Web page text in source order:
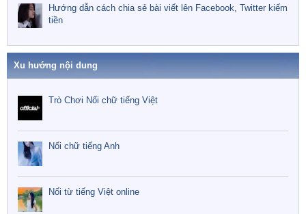
Hướng dẫn cách chia sẻ bài viết lên Facebook, Twitter kiếm
tiền
Xu hướng nội dung
Trò Chơi Nối chữ tiếng Việt
Nối chữ tiếng Anh
Nối từ tiếng Việt online